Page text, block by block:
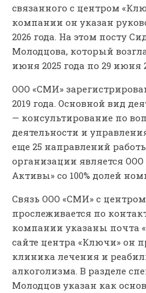
связанного с центром
компании он указан
2026 года. На этом посту
Молодцова, который
июня 2025 года по 29 июня
ООО «СМИ»
2019 года. Основной вид
— консультирование по
деятельности и
еще 25 направлений
организации является
Активы» со 100% долей
Связь ООО «СМИ» с
прослеживается по
компании указаны почта
сайте центра «Ключи» он
клиника лечения и
алкоголизма. В разделе
Молодцов указан как